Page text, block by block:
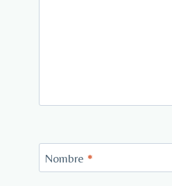
Nombre *